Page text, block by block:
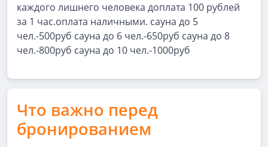
каждого лишнего человека доплата 100 рублей
за 1 час.оплата наличными. сауна до 5
чел.-500руб сауна до 6 чел.-650руб сауна до 8
чел.-800руб сауна до 10 чел.-1000руб
Что важно перед
бронированием